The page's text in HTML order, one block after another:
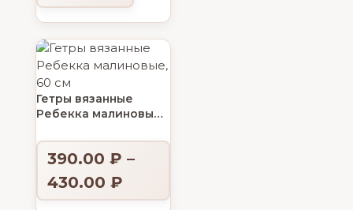
Гетры вязанные
Ребекка малиновые,
390.00 ₽ –
430.00 ₽